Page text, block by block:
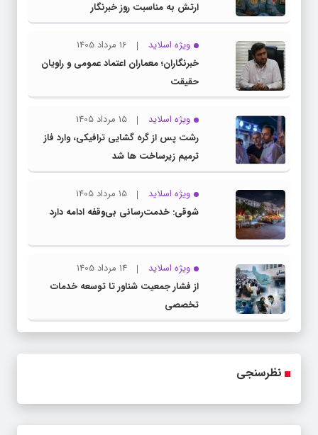
ارتش به مناسبت روز خبرنگار
ویژه اسلاید
16 مرداد 1405
خبرنگاران؛ معماران اعتماد عمومی و راویان
حقیقت
ویژه اسلاید
15 مرداد 1405
رشت پس از گره گشایی ترافیکی، وارد فاز
ترمیم زیرساخت ها شد
ویژه اسلاید
15 مرداد 1405
شوقی: خدمت‌رسانی بی‌وقفه ادامه دارد
ویژه اسلاید
14 مرداد 1405
از فشار جمعیت شناور تا توسعه خدمات
تخصصی
نظرسنجی